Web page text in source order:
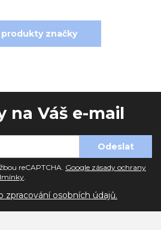
produkty značky
na Váš e-mail
reCAPTCHA. Google zásady ochrany
.
zpracování osobních údajů.